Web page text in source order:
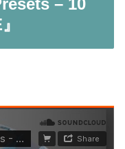
– 10